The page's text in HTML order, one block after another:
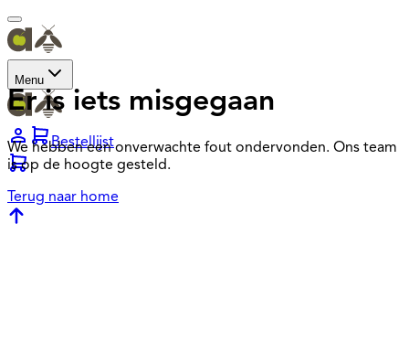
Menu
Bestellijst
Er is iets misgegaan
We hebben een onverwachte fout ondervonden. Ons team
is op de hoogte gesteld.
Terug naar home